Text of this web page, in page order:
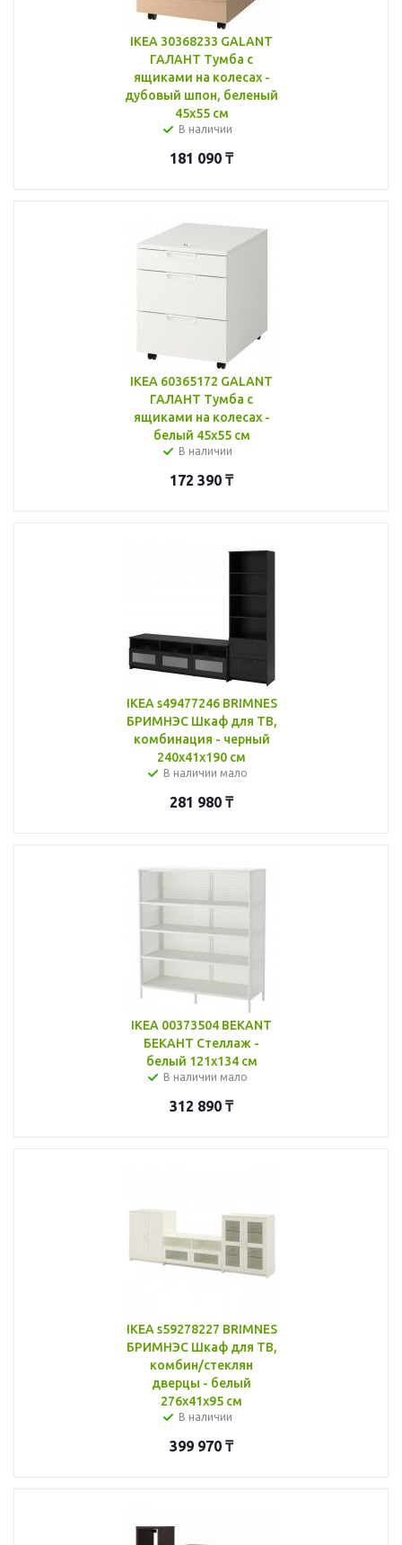
IKEA 30368233 GALANT
ГАЛАНТ Тумба с
ящиками на колесах -
дубовый шпон, беленый
45x55 см
В наличии
181 090 ₸
IKEA 60365172 GALANT
ГАЛАНТ Тумба с
ящиками на колесах -
белый 45x55 см
В наличии
172 390 ₸
IKEA s49477246 BRIMNES
БРИМНЭС Шкаф для ТВ,
комбинация - черный
240x41x190 см
В наличии мало
281 980 ₸
IKEA 00373504 BEKANT
БЕКАНТ Стеллаж -
белый 121x134 см
В наличии мало
312 890 ₸
IKEA s59278227 BRIMNES
БРИМНЭС Шкаф для ТВ,
комбин/стеклян
дверцы - белый
276x41x95 см
В наличии
399 970 ₸